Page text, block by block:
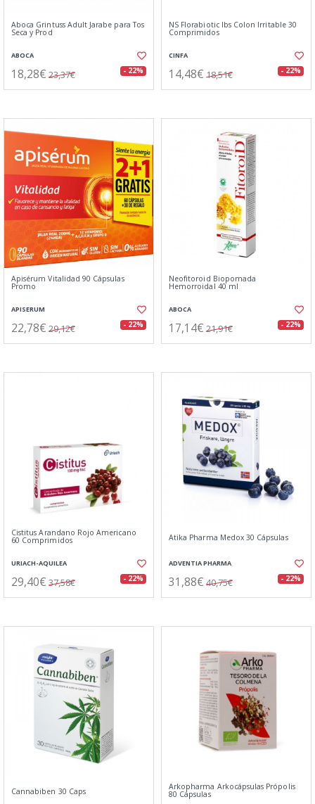
Aboca Grintuss Adult Jarabe para Tos
Seca y Prod
ABOCA
18,28€ 23,37€ - 22%
NS Florabiotic Ibs Colon Irritable 30
Comprimidos
CINFA
14,48€ 18,51€ - 22%
Apisérum Vitalidad 90 Cápsulas
Promo
APISERUM
22,78€ 29,12€ - 22%
Neofitoroid Biopomada
Hemorroidal 40 ml
ABOCA
17,14€ 21,91€ - 22%
Cistitus Arandano Rojo Americano
60 Comprimidos
URIACH-AQUILEA
29,40€ 37,58€ - 22%
Atika Pharma Medox 30 Cápsulas
ADVENTIA PHARMA
31,88€ 40,75€ - 22%
Cannabiben 30 Caps Arkopharma Arkocápsulas Própolis
80 Cápsulas